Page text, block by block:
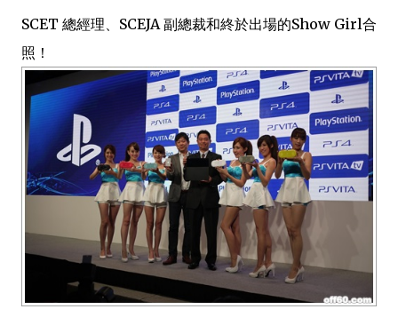
SCET 總經理、SCEJA 副總裁和終於出場的Show Girl合
照！